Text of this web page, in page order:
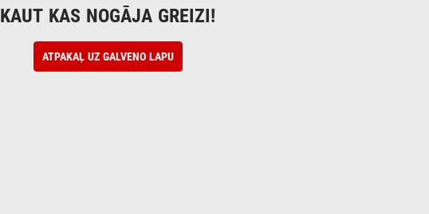
KAUT KAS NOGĀJA GREIZI!
ATPAKAĻ UZ GALVENO LAPU